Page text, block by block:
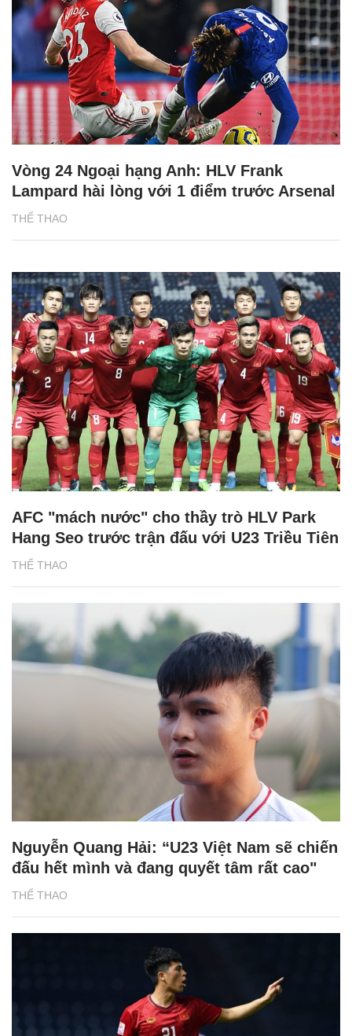
THỂ THAO
Vòng 24 Ngoại hạng Anh: HLV Frank
Lampard hài lòng với 1 điểm trước Arsenal
THỂ THAO
AFC "mách nước" cho thầy trò HLV Park
Hang Seo trước trận đấu với U23 Triều Tiên
THỂ THAO
Nguyễn Quang Hải: “U23 Việt Nam sẽ chiến
đấu hết mình và đang quyết tâm rất cao"